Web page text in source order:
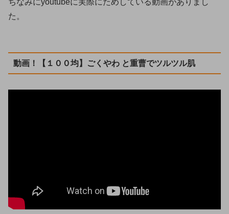
ちなみにyoutubeに実際にためしている動画がありまし
た。
動画！【１００均】ごくやわ と重曹でツルツル肌